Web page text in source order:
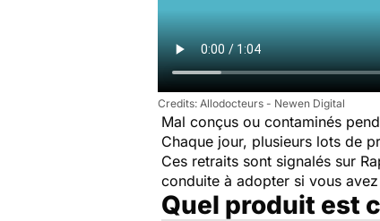
Allodocteurs - Newen Digital
Mal conçus ou contaminés
Chaque jour, plusieurs lots de
Ces retraits sont signalés sur
conduite à adopter si vous
Quel produit est